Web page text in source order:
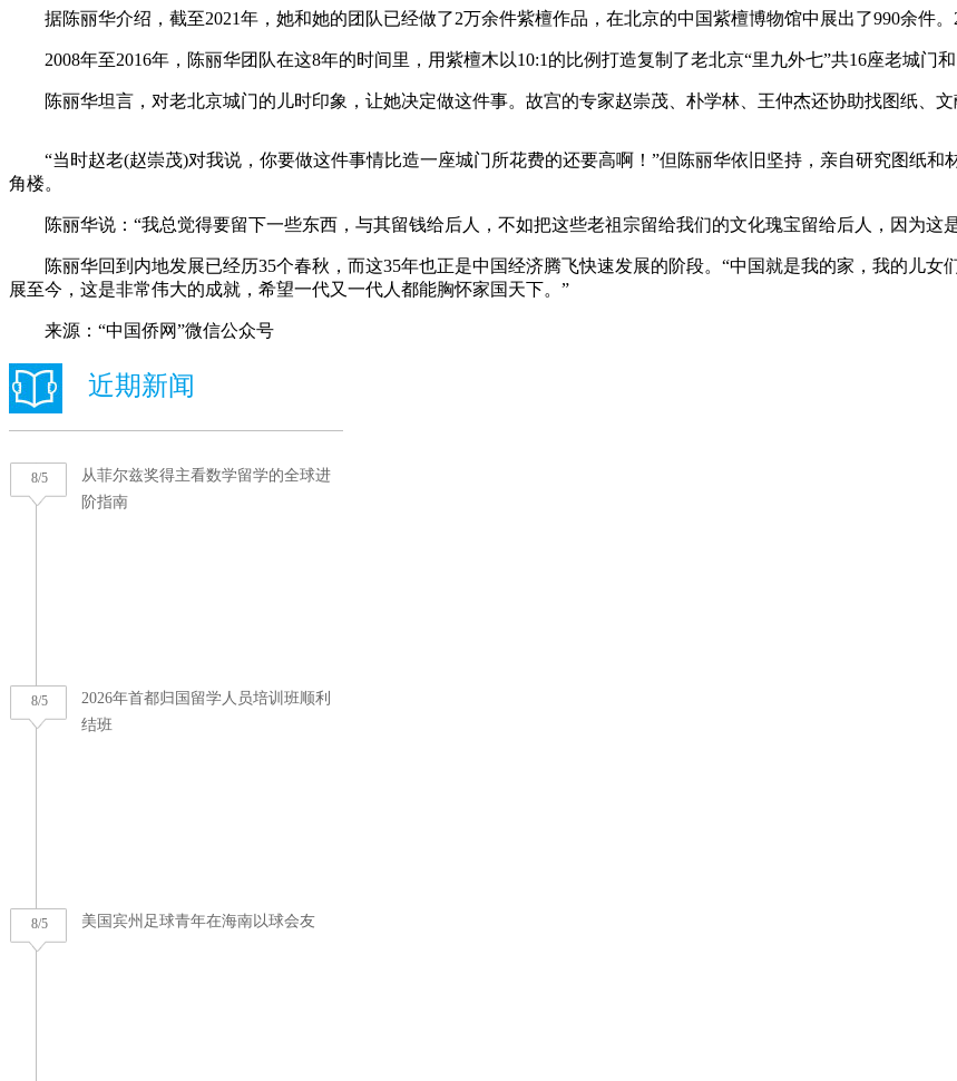
据陈丽华介绍，截至2021年，她和她的团队已经做了2万余件紫檀作品，在北京的中国紫檀博物馆中展出了990余件。
2008年至2016年，陈丽华团队在这8年的时间里，用紫檀木以10:1的比例打造复制了老北京“里九外七”共16座老城门和
陈丽华坦言，对老北京城门的儿时印象，让她决定做这件事。故宫的专家赵崇茂、朴学林、王仲杰还协助找图纸、文
“当时赵老(赵崇茂)对我说，你要做这件事情比造一座城门所花费的还要高啊！”但陈丽华依旧坚持，亲自研究图纸和
角楼。
陈丽华说：“我总觉得要留下一些东西，与其留钱给后人，不如把这些老祖宗留给我们的文化瑰宝留给后人，因为这
陈丽华回到内地发展已经历35个春秋，而这35年也正是中国经济腾飞快速发展的阶段。“中国就是我的家，我的儿女
展至今，这是非常伟大的成就，希望一代又一代人都能胸怀家国天下。”
来源：“中国侨网”微信公众号